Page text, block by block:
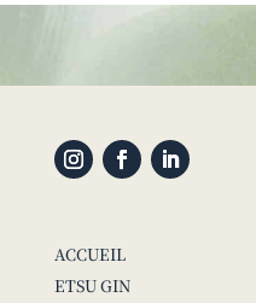
ACCUEIL
ETSU GIN